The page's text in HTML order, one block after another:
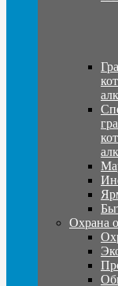
Охрана